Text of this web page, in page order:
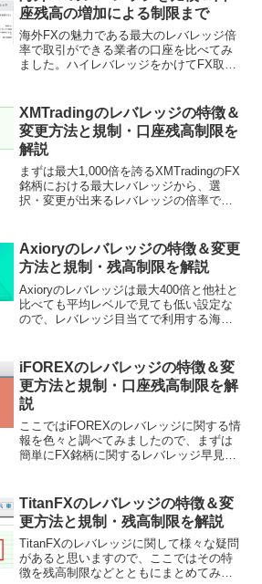
ら、口座...
座残高の増加による制限まで
海外FXの魅力である最大のレバレッジ倍
率で取引ができる業者の口座を比べてみ
ました。ハイレバレッジをかけてFX取引
もおすすめです。ドル蔵しかしハイレバ
レッジ取引が危険と言...
XMTradingのレバレッジの特徴＆
変更方法と規制・口座残高制限を
解説
まずは最大1,000倍を誇るXMTradingのFX
銘柄における最大レバレッジから、選
択・変更が出来るレバレッジの倍率で
とで表にまとめてみました。XMのFX銘
柄とのレバ...
Axioryのレバレッジの特徴＆変更
方法と規制・残高制限を解説
Axioryのレバレッジは最大400倍と他社と
比べても平均レベルで見ても低い設定な
ので、レバレッジ目当てで利用する海外
cTrderが利用できる点で検討を考えると
いいでし...
iFOREXのレバレッジの特徴＆変
更方法と規制・口座残高制限を解
説
ここではiFOREXのレバレッジに関する情
報を色々と調べてみましたので、まずは
簡単にFX銘柄に関するレバレッジ早見表
高の増加によるレバレッジ制限選択・変
更できるレ...
TitanFXのレバレッジの特徴＆変
更方法と規制・残高制限を解説
TitanFXのレバレッジに関して様々な疑問
があると思いますので、ここではその特
徴を残高制限などとともにまとめてみま